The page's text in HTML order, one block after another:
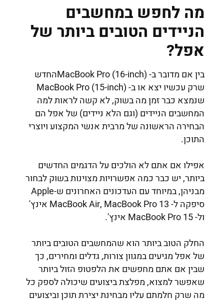
מה לחפש במחשבים
הניידים הטובים ביותר של
אפל?
בין אם מדובר ב- MacBook Pro (16-inch)החדש
שרק עכשיו יצא או ב- MacBook Pro (15-inch)
שנמצא כבר זמן מה בשוק, לא קשה לראות למה
המחשבים הניידים (וגם הלא ניידים) של אפל הם
הבחירה הראשונה של מרבית אנשי המקצוע ויוצרי
התוכן.
אפילו אם אתם לא הולכים על הדגמים החדשים
ביותר, יש כבר כמה אפשרויות מצוינות בשוק לבחור
מבניהן, במיוחד עם העדכונים האחרונים ש-Apple
סיפקה ל- MacBook Air, MacBook Pro 13 אינץ'
ול- MacBook Pro 15 אינץ'.
החלק הטוב ביותר הוא שהמחשבים הטובים ביותר
של אפל מגיעים במגוון צורות, גדלים ומחירים, כך
שבין אם אתם מחפשים את הלפטופ הזול ביותר
שאפשר למצוא, מפלצת ביצועים שיכולה לספק כל
מה שרק חלמתם עליו מבחינת יצירת תוכן וביצועים